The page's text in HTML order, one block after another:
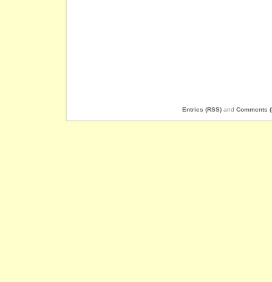
Entries (RSS) and Comments